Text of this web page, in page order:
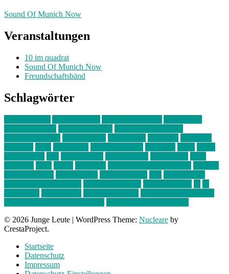
Sound Of Munich Now
Veranstaltungen
10 im quadrat
Sound Of Munich Now
Freundschaftsbänd
Schlagwörter
© 2026 Junge Leute | WordPress Theme: Nucleare by
CrestaProject.
Startseite
Datenschutz
Impressum